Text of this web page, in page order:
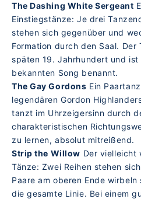
The Dashing White Sergeant
Einstiegstänze: Je drei
stehen sich gegenüber und
Formation durch den Saal. Der
späten 19. Jahrhundert und ist
bekannten Song benannt.
The Gay Gordons Ein
legendären Gordon
tanzt im Uhrzeigersinn durch
charakteristischen
zu lernen, absolut mitreißend.
Strip the Willow Der vielleicht
Tänze: Zwei Reihen stehen
Paare am oberen Ende
die gesamte Linie. Bei einem